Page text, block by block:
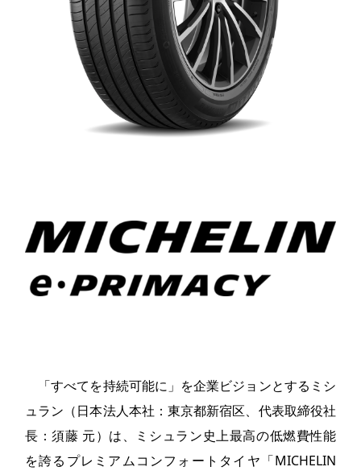
「すべてを持続可能に」を企業ビジョンとするミシ
ュラン（日本法人本社：東京都新宿区、代表取締役社
長：須藤 元）は、ミシュラン史上最高の低燃費性能
を誇るプレミアムコンフォートタイヤ「MICHELIN